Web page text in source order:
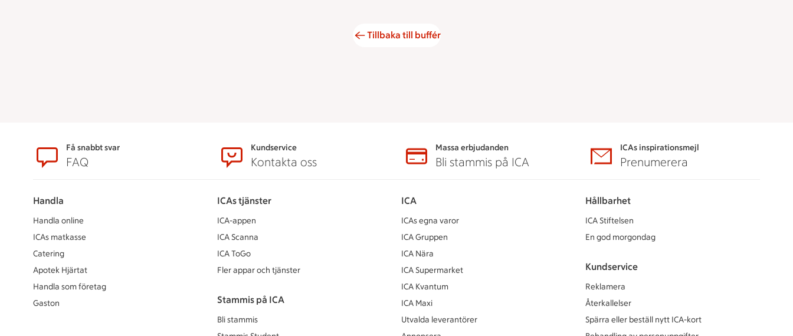
Tillbaka till buffér
SidfotFå snabbt svar
FAQ
Kundservice
Kontakta oss
Massa erbjudanden
Bli stammis på ICA
ICAs inspirationsmejl
Prenumerera
Handla
Handla online
ICAs matkasse
Catering
Apotek Hjärtat
Handla som företag
Gaston
ICAs tjänster
ICA-appen
ICA Scanna
ICA ToGo
Fler appar och tjänster
Stammis på ICA
Bli stammis
ICA
ICAs egna varor
ICA Gruppen
ICA Nära
ICA Supermarket
ICA Kvantum
ICA Maxi
Utvalda leverantörer
Hållbarhet
ICA Stiftelsen
En god morgondag
Kundservice
Reklamera
Återkallelser
Spärra eller beställ nytt ICA-kort